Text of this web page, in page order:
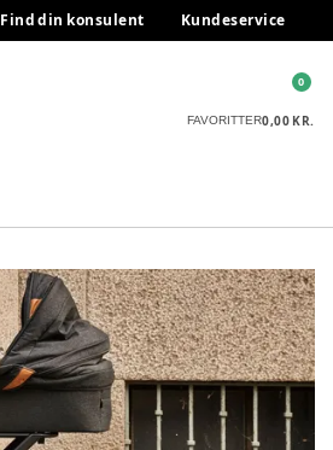
Find din konsulent Kundeservice
FAVORITTER0,00 KR.
0